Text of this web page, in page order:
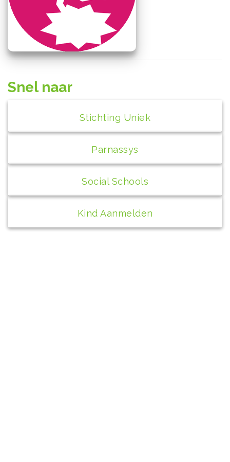
Snel naar
Stichting Uniek
Parnassys
Social Schools
Kind Aanmelden